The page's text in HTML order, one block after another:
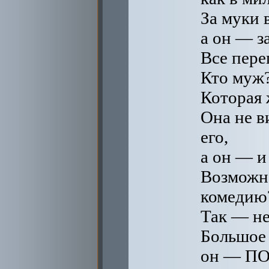
За муки
а он —
Все
Кто
Которая
Она не
его,
а он — и
Так —
Большое
он —